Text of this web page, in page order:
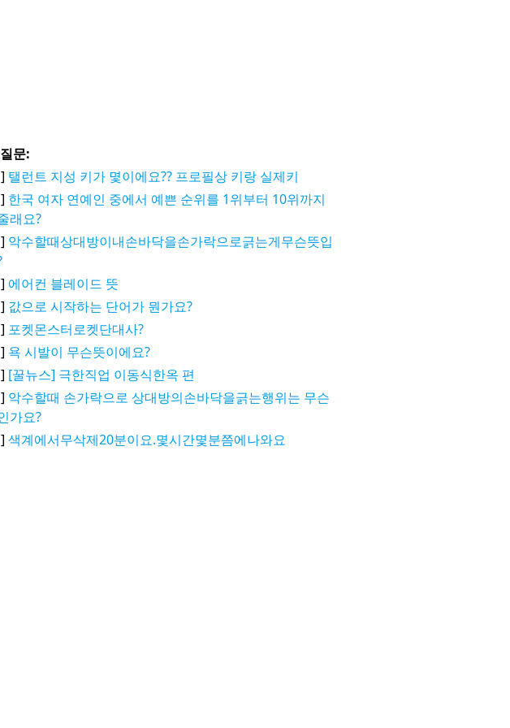
문:
탤런트 지성 키가 몇이에요?? 프로필상 키랑 실제키
한국 여자 연예인 중에서 예쁜 순위를 1위부터 10위까지
래요?
악수할때상대방이내손바닥을손가락으로긁는게무슨뜻입
에어컨 블레이드 뜻
값으로 시작하는 단어가 뭔가요?
포켓몬스터로켓단대사?
욕 시발이 무슨뜻이에요?
[꿀뉴스] 극한직업 이동식한옥 편
악수할때 손가락으로 상대방의손바닥을긁는행위는 무슨
가요?
색계에서무삭제20분이요.몇시간몇분쯤에나와요